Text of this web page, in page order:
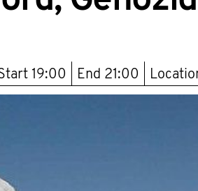
19:00 End 21:00